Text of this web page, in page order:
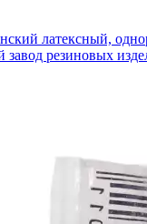
латексный,
завод резиновых